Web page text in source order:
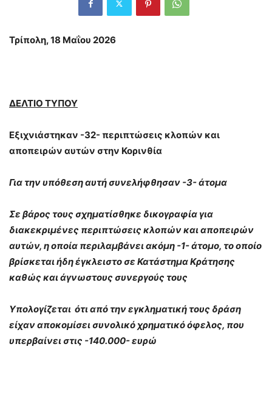
Τρίπολη, 18 Μαΐου 2026
ΔΕΛΤΙΟ ΤΥΠΟΥ
Εξιχνιάστηκαν -32- περιπτώσεις κλοπών και
αποπειρών αυτών στην Κορινθία
Για την υπόθεση αυτή συνελήφθησαν -3- άτομα
Σε βάρος τους σχηματίσθηκε δικογραφία για
διακεκριμένες περιπτώσεις κλοπών και αποπειρών
αυτών, η οποία περιλαμβάνει ακόμη -1- άτομο, το οποίο
βρίσκεται ήδη έγκλειστο σε Κατάστημα Κράτησης
καθώς και άγνωστους συνεργούς τους
Υπολογίζεται ότι από την εγκληματική τους δράση
είχαν αποκομίσει συνολικό χρηματικό όφελος, που
υπερβαίνει στις -140.000- ευρώ